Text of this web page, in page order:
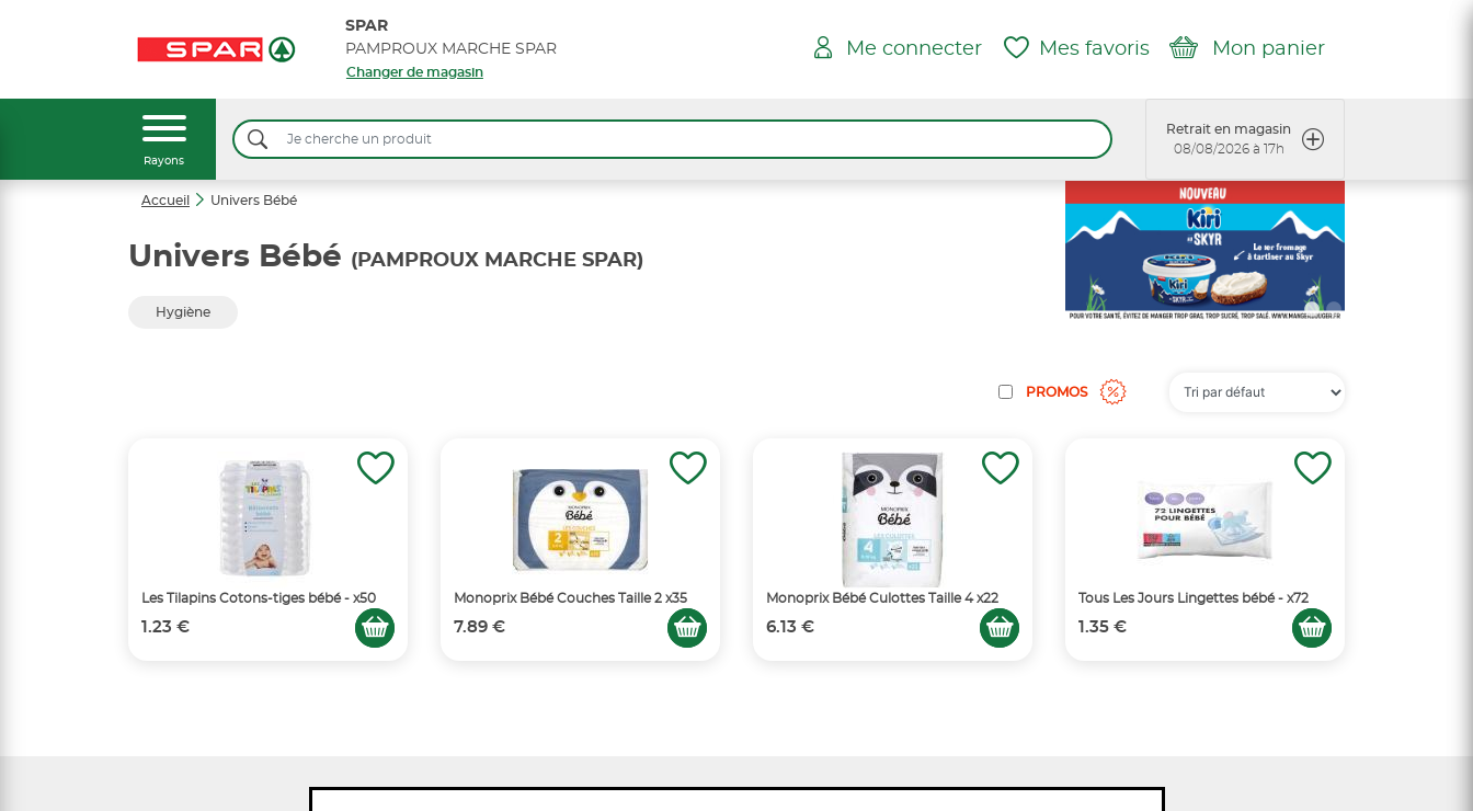
SPAR
PAMPROUX MARCHE SPAR
Changer de magasin
Me connecter Mes favoris Mon panier
Rayons
Retrait en magasin
08/08/2026 à 17h
Accueil Univers Bébé
Univers Bébé (PAMPROUX MARCHE SPAR)
Hygiène
PROMOS
Les Tilapins Cotons-tiges bébé - x50
1.23 €
Monoprix Bébé Couches Taille 2 x35
7.89 €
Monoprix Bébé Culottes Taille 4 x22
6.13 €
Tous Les Jours Lingettes bébé - x72
1.35 €